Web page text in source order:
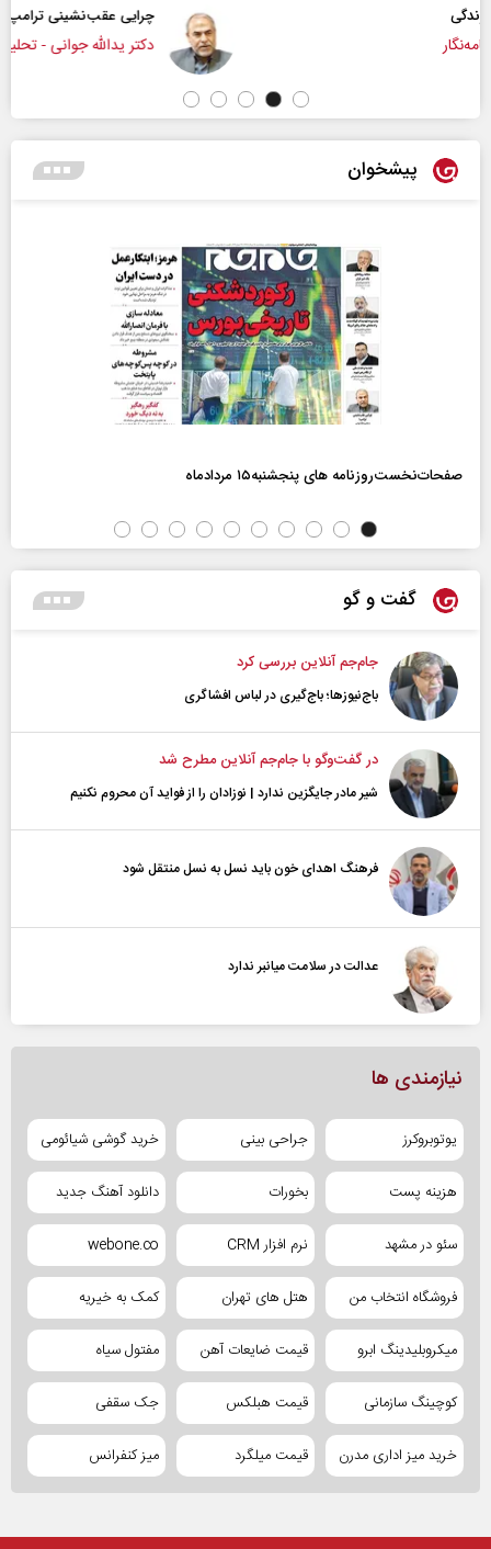
چرایی عقب‌نشینی ترامپ؟
دکتر یدالله جوانی - تحلیلگر مسائل سیاسی
پیشخوان
صفحات‌نخست‌روزنامه ها‌ی پنجشنبه‌۱۵ مردادماه
گفت و گو
جام‌جم آنلاین بررسی کرد
باج‌نیوزها؛ باج‌گیری در لباس افشاگری
در گفت‌و‌گو با جام‌جم آنلاین مطرح شد
شیر مادر جایگزین ندارد | نوزادان را از فواید آن محروم نکنیم
فرهنگ اهدای خون باید نسل به نسل منتقل شود
عدالت در سلامت میانبر ندارد
نیازمندی ها
یوتوبروکرز جراحی بینی خرید گوشی شیائومی
هزینه پست بخورات دانلود آهنگ جدید
سئو در مشهد نرم افزار CRM webone.co
فروشگاه انتخاب من هتل های تهران کمک به خیریه
میکروبلیدینگ ابرو قیمت ضایعات آهن مفتول سیاه
کوچینگ سازمانی قیمت هبلکس جک سقفی
خرید میز اداری مدرن قیمت میلگرد میز کنفرانس